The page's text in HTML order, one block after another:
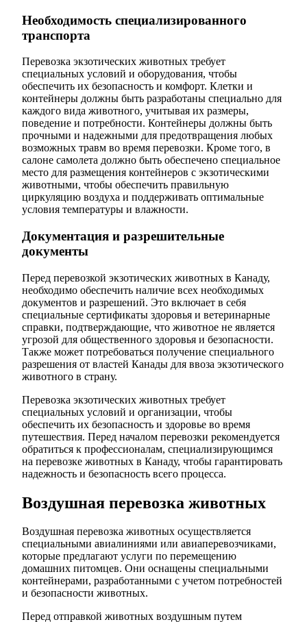
Необходимость специализированного
транспорта
Перевозка экзотических животных требует
специальных условий и оборудования, чтобы
обеспечить их безопасность и комфорт. Клетки и
контейнеры должны быть разработаны специально для
каждого вида животного, учитывая их размеры,
поведение и потребности. Контейнеры должны быть
прочными и надежными для предотвращения любых
возможных травм во время перевозки. Кроме того, в
салоне самолета должно быть обеспечено специальное
место для размещения контейнеров с экзотическими
животными, чтобы обеспечить правильную
циркуляцию воздуха и поддерживать оптимальные
условия температуры и влажности.
Документация и разрешительные
документы
Перед перевозкой экзотических животных в Канаду,
необходимо обеспечить наличие всех необходимых
документов и разрешений. Это включает в себя
специальные сертификаты здоровья и ветеринарные
справки, подтверждающие, что животное не является
угрозой для общественного здоровья и безопасности.
Также может потребоваться получение специального
разрешения от властей Канады для ввоза экзотического
животного в страну.
Перевозка экзотических животных требует
специальных условий и организации, чтобы
обеспечить их безопасность и здоровье во время
путешествия. Перед началом перевозки рекомендуется
обратиться к профессионалам, специализирующимся
на перевозке животных в Канаду, чтобы гарантировать
надежность и безопасность всего процесса.
Воздушная перевозка животных
Воздушная перевозка животных осуществляется
специальными авиалиниями или авиаперевозчиками,
которые предлагают услуги по перемещению
домашних питомцев. Они оснащены специальными
контейнерами, разработанными с учетом потребностей
и безопасности животных.
Перед отправкой животных воздушным путем